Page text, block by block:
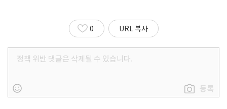
0 URL 복사
등록